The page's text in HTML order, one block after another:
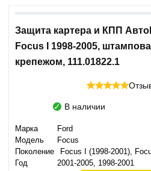
Защита картера и КПП
Focus I 1998-2005,
крепежом, 111.01822.1
В наличии
Марка
Ford
Модель
Focus
Поколение
Focus I (1998-2001),
Год
2001-2005, 1998-2001